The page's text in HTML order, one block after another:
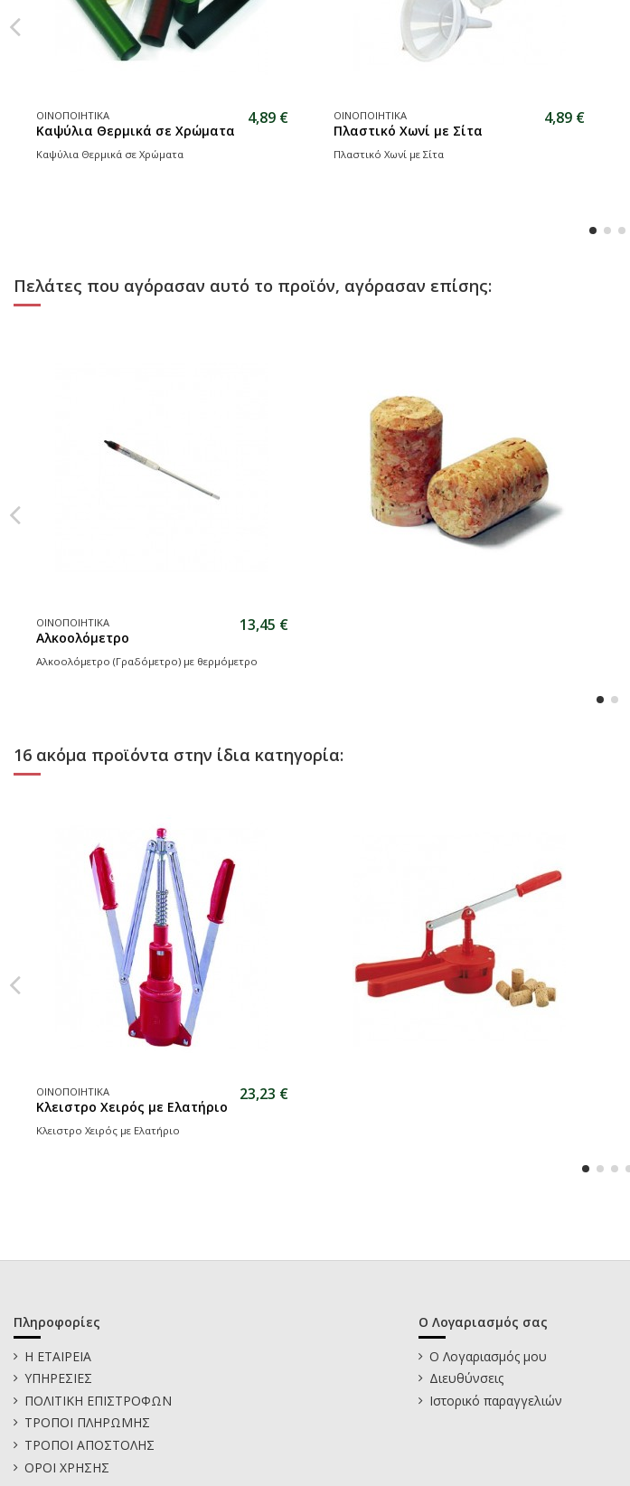
ΟΙΝΟΠΟΙΗΤΙΚΑ
Καψύλια Θερμικά σε Χρώματα
4,89 €
Καψύλια Θερμικά σε Χρώματα
ΟΙΝΟΠΟΙΗΤΙΚΑ
Πλαστικό Χωνί με Σίτα
4,89 €
Πλαστικό Χωνί με Σίτα
Πελάτες που αγόρασαν αυτό το προϊόν, αγόρασαν επίσης:
ΟΙΝΟΠΟΙΗΤΙΚΑ
Αλκοολόμετρο
13,45 €
Αλκοολόμετρο (Γραδόμετρο) με θερμόμετρο
16 ακόμα προϊόντα στην ίδια κατηγορία:
ΟΙΝΟΠΟΙΗΤΙΚΑ
Κλειστρο Χειρός με Ελατήριο
23,23 €
Κλειστρο Χειρός με Ελατήριο
Πληροφορίες
Η ΕΤΑΙΡΕΙΑ
ΥΠΗΡΕΣΙΕΣ
ΠΟΛΙΤΙΚΗ ΕΠΙΣΤΡΟΦΩΝ
ΤΡΟΠΟΙ ΠΛΗΡΩΜΗΣ
ΤΡΟΠΟΙ ΑΠΟΣΤΟΛΗΣ
ΟΡΟΙ ΧΡΗΣΗΣ
Ο Λογαριασμός σας
Ο Λογαριασμός μου
Διευθύνσεις
Ιστορικό παραγγελιών